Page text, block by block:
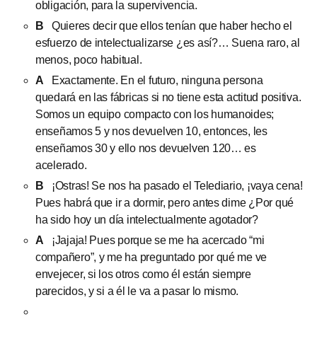
obligación, para la supervivencia.
B Quieres decir que ellos tenían que haber hecho el
esfuerzo de intelectualizarse ¿es así?… Suena raro, al
menos, poco habitual.
A
Exactamente. En el futuro, ninguna persona
quedará en las fábricas si no tiene esta actitud positiva.
Somos un equipo compacto con los humanoides;
enseñamos 5 y nos devuelven 10, entonces, les
enseñamos 30 y ello nos devuelven 120… es
acelerado.
B
¡Ostras! Se nos ha pasado el Telediario, ¡vaya cena!
Pues habrá que ir a dormir, pero antes dime ¿Por qué
ha sido hoy un día intelectualmente agotador?
A
¡Jajaja! Pues porque se me ha acercado “mi
compañero”, y me ha preguntado por qué me ve
envejecer, si los otros como él están siempre
parecidos, y si a él le va a pasar lo mismo.